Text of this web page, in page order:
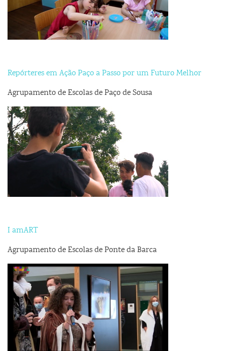
Repórteres em Ação Paço a Passo por um Futuro Melhor
Agrupamento de Escolas de Paço de Sousa
I amART
Agrupamento de Escolas de Ponte da Barca